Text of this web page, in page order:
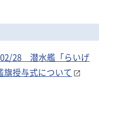
28 潜水艦「らいげ
旗授与式について